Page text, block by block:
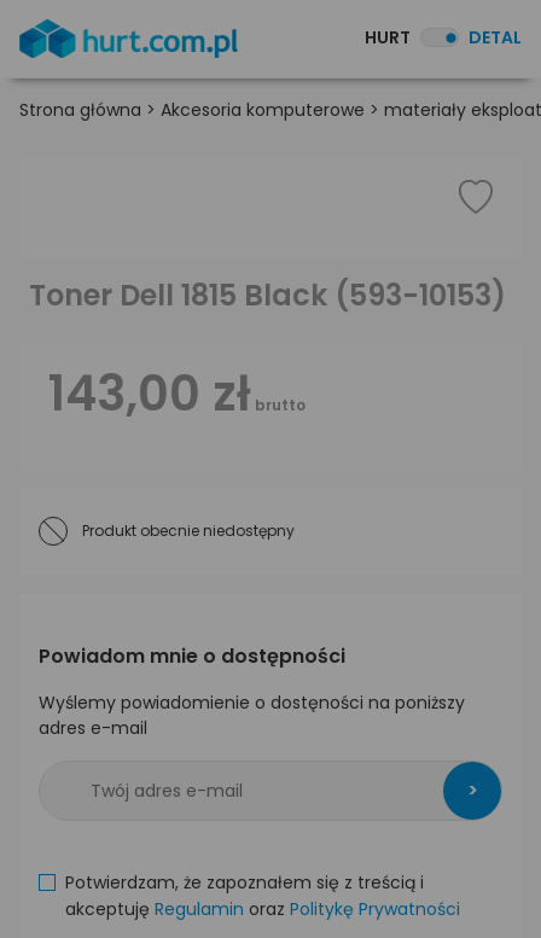
HURT DETAL
Strona główna > Akcesoria komputerowe > materiały
Toner Dell 1815 Black (593-10153)
143,00 zł brutto
Produkt obecnie niedostępny
Powiadom mnie o dostępności
Wyślemy powiadomienie o dostęności na poniższy
adres e-mail
>
Potwierdzam, że zapoznałem się z treścią i
akceptuję Regulamin oraz Politykę Prywatności